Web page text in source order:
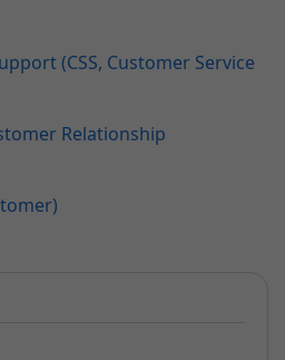
(CSS, Customer Service
Relationship